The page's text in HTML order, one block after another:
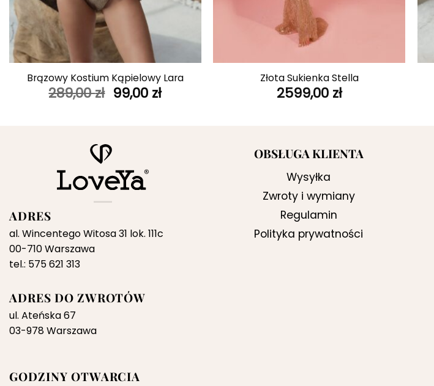
+
Brązowy Kostium Kąpielowy Lara
289,00zł Pierwotna
cena
99,00 złAktualna
Złota Sukienka Stella
2599,00 zł
ADRES
al. Wincentego Witosa 31 lok. 111c
00-710 Warszawa
tel.: 575 621 313
ADRES DO ZWROTÓW
ul. Ateńska 67
03-978 Warszawa
GODZINY OTWARCIA
OBSŁUGA KLIENTA
Wysyłka
Zwroty i wymiany
Regulamin
Polityka prywatności